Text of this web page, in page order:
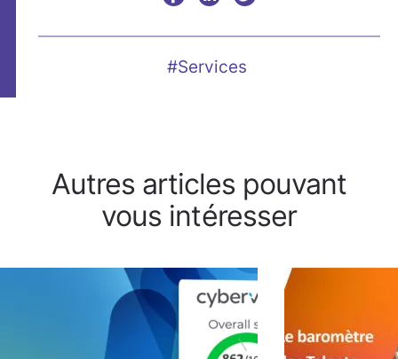
#Services
Autres articles pouvant
vous intéresser